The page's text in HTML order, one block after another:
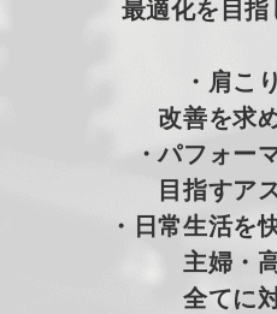
最適化を目指
・肩こ
改善を求
・パフォー
目指すア
・日常生活を
主婦・
全てに